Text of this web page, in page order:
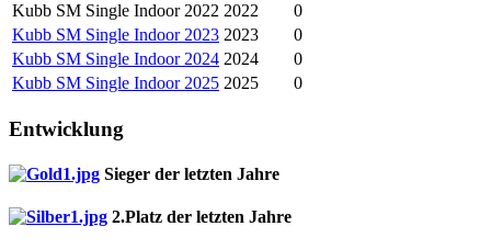
Kubb SM Single Indoor 2022 2022
0
Kubb SM Single Indoor 2023 2023
0
Kubb SM Single Indoor 2024 2024
0
Kubb SM Single Indoor 2025 2025 0
Entwicklung
Sieger der letzten Jahre
2.Platz der letzten Jahre